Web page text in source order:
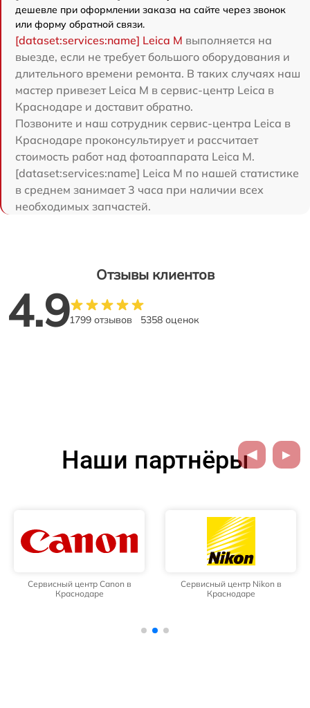
дешевле при оформлении заказа на сайте через звонок
или форму обратной связи.
[dataset:services:name] Leica M выполняется на
выезде, если не требует большого оборудования и
длительного времени ремонта. В таких случаях наш
мастер привезет Leica M в сервис-центр Leica в
Краснодаре и доставит обратно.
Позвоните и наш сотрудник сервис-центра Leica в
Краснодаре проконсультирует и рассчитает
стоимость работ над фотоаппарата Leica M.
[dataset:services:name] Leica M по нашей статистике
в среднем занимает 3 часа при наличии всех
необходимых запчастей.
Отзывы клиентов
4.91799 отзывов 5358 оценок
Наши партнёры
Сервисный центр Canon в
Краснодаре
Сервисный центр Nikon в
Краснодаре